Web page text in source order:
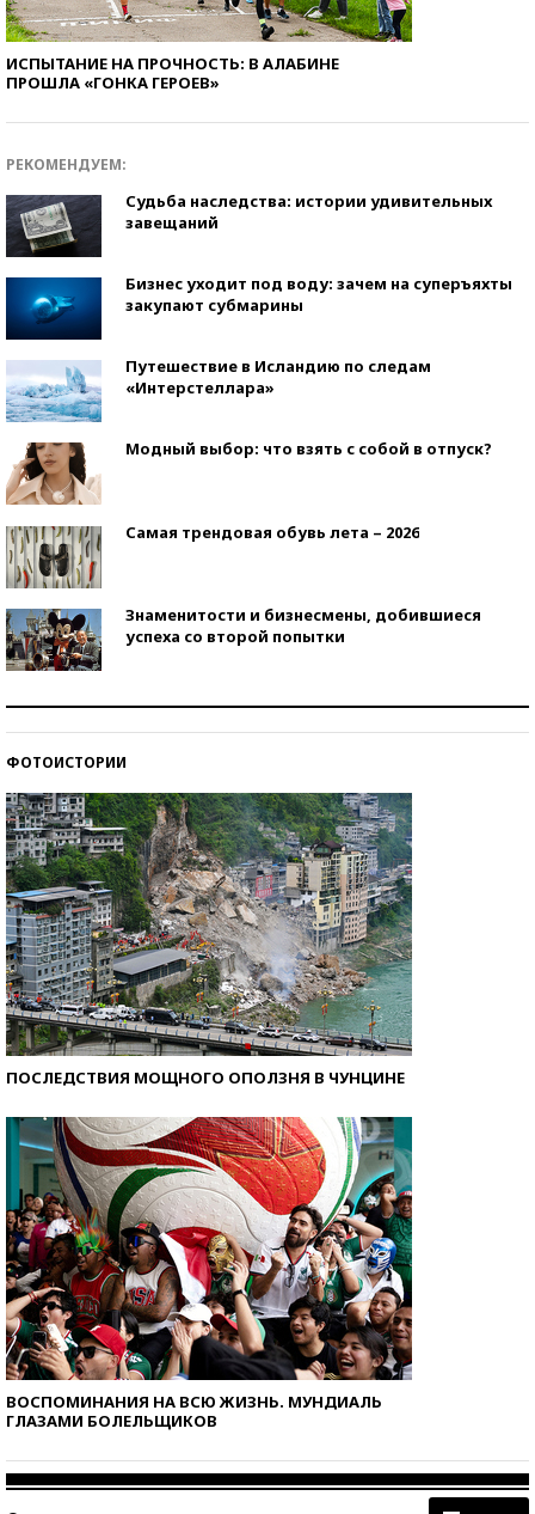
ИСПЫТАНИЕ НА ПРОЧНОСТЬ: В АЛАБИНЕ
ПРОШЛА «ГОНКА ГЕРОЕВ»
РЕКОМЕНДУЕМ:
Судьба наследства: истории удивительных
завещаний
Бизнес уходит под воду: зачем на суперъяхты
закупают субмарины
Путешествие в Исландию по следам
«Интерстеллара»
Модный выбор: что взять с собой в отпуск?
Самая трендовая обувь лета – 2026
Знаменитости и бизнесмены, добившиеся
успеха со второй попытки
ФОТОИСТОРИИ
ПОСЛЕДСТВИЯ МОЩНОГО ОПОЛЗНЯ В ЧУНЦИНЕ
ВОСПОМИНАНИЯ НА ВСЮ ЖИЗНЬ. МУНДИАЛЬ
ГЛАЗАМИ БОЛЕЛЬЩИКОВ